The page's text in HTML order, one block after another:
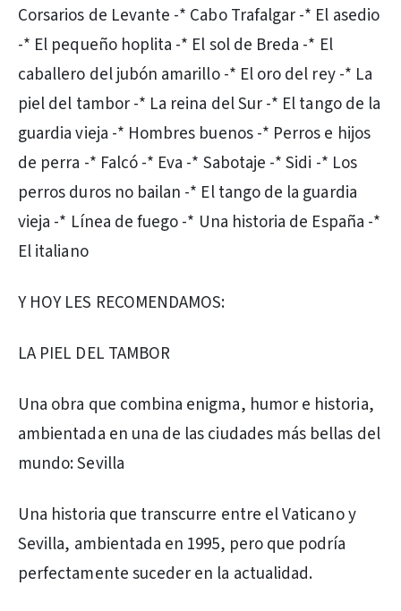
Corsarios de Levante -* Cabo Trafalgar -* El asedio
-* El pequeño hoplita -* El sol de Breda -* El
caballero del jubón amarillo -* El oro del rey -* La
piel del tambor -* La reina del Sur -* El tango de la
guardia vieja -* Hombres buenos -* Perros e hijos
de perra -* Falcó -* Eva -* Sabotaje -* Sidi -* Los
perros duros no bailan -* El tango de la guardia
vieja -* Línea de fuego -* Una historia de España -*
El italiano
Y HOY LES RECOMENDAMOS:
LA PIEL DEL TAMBOR
Una obra que combina enigma, humor e historia,
ambientada en una de las ciudades más bellas del
mundo: Sevilla
Una historia que transcurre entre el Vaticano y
Sevilla, ambientada en 1995, pero que podría
perfectamente suceder en la actualidad.